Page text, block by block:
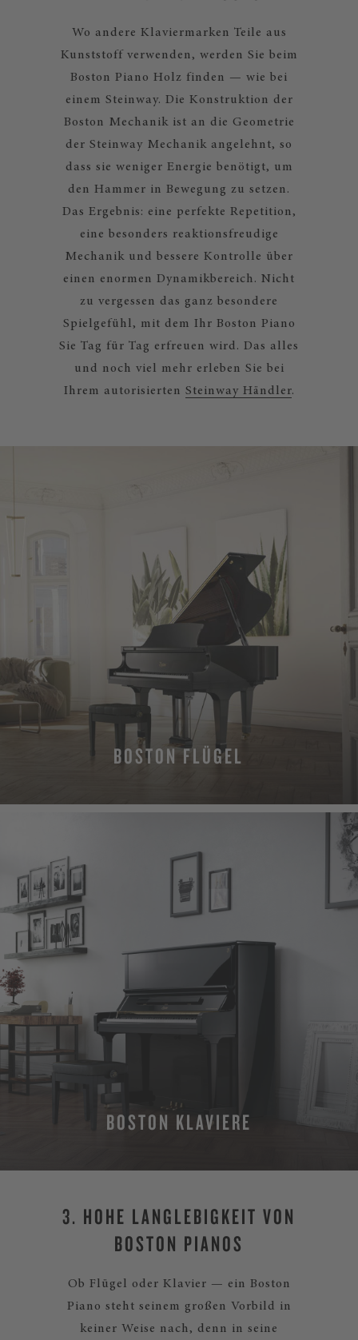
Wo andere Klaviermarken Teile aus
Kunststoff verwenden, werden Sie beim
Boston Piano Holz finden — wie bei
einem Steinway. Die Konstruktion der
Boston Mechanik ist an die Geometrie
der Steinway Mechanik angelehnt, so
dass sie weniger Energie benötigt, um
den Hammer in Bewegung zu setzen.
Das Ergebnis: eine perfekte Repetition,
eine besonders reaktionsfreudige
Mechanik und bessere Kontrolle über
einen enormen Dynamikbereich. Nicht
zu vergessen das ganz besondere
Spielgefühl, mit dem Ihr Boston Piano
Sie Tag für Tag erfreuen wird. Das alles
und noch viel mehr erleben Sie bei
Ihrem autorisierten Steinway Händler.
BOSTON FLÜGEL
BOSTON KLAVIERE
3. HOHE LANGLEBIGKEIT VON
BOSTON PIANOS
Ob Flügel oder Klavier — ein Boston
Piano steht seinem großen Vorbild in
keiner Weise nach, denn in seine